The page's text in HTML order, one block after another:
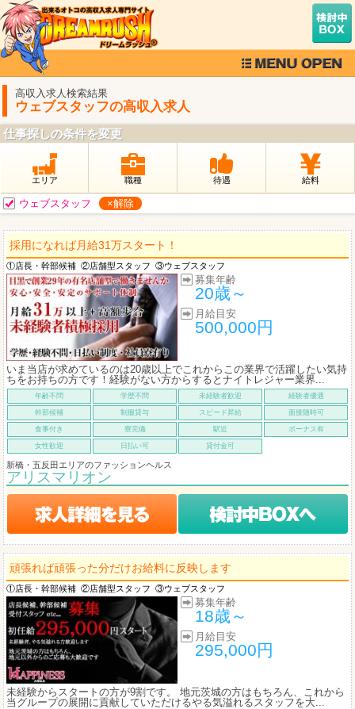
高収入求人検索結果
ウェブスタッフの高収入求人
仕事探しの条件を変更
エリア 職種 待遇 給料
ウェブスタッフ ×解除
採用になれば月給31万スタート！
①店長・幹部候補 ②店舗型スタッフ ③ウェブスタッフ
募集年齢
20歳～
月給目安
500,000円
いま当店が求めているのは20歳以上でこれからこの業界で活躍したい気持
ちをお持ちの方です！経験がない方からするとナイトレジャー業界...
年齢不問 学歴不問 未経験者歓迎 経験者優遇
幹部候補 制服貸与 スピード昇給 面接随時可
食事付き 寮完備 駅近 ボーナス有
女性歓迎 日払い可 貸付金可
新橋・五反田エリアのファッションヘルス
アリスマリオン
頑張れば頑張った分だけお給料に反映します
①店長・幹部候補 ②店舗型スタッフ ③ウェブスタッフ
募集年齢
18歳～
月給目安
295,000円
未経験からスタートの方が9割です。 地元茨城の方はもちろん、これから
当グループの展開に貢献していただけるやる気溢れるスタッフを大...